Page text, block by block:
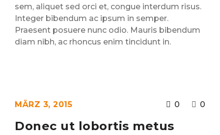
sem, aliquet sed orci et, congue interdum risus.
Integer bibendum ac ipsum in semper.
Praesent posuere nunc odio. Mauris bibendum
diam nibh, ac rhoncus enim tincidunt in.
MÄRZ 3, 2015 0 0
Donec ut lobortis metus